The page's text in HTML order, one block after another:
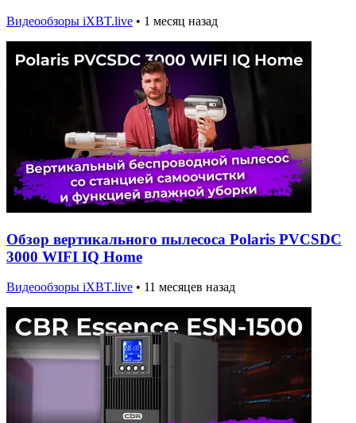
Видеообзоры iXBT.live • 1 месяц назад
Обзор вертикального пылесоса Polaris PVCSDC
3000 WIFI IQ Home
Видеообзоры iXBT.live • 11 месяцев назад